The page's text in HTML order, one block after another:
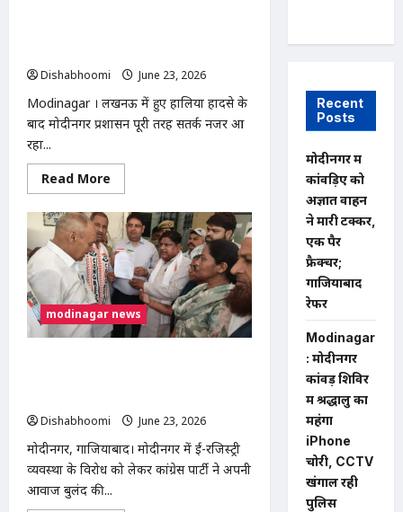
कार्रवाई
रोकने
प्रस्ताव
किया
Dishabhoomi
June 23, 2026
Modinagar । लखनऊ में हुए हालिया हादसे के
बाद मोदीनगर प्रशासन पूरी तरह सतर्क नजर आ
रहा...
Read More
more
लखनऊ
हादसे
के
बाद
मोदीनगर
में
प्रशासन
अलर्ट,
कोचिंग
सेंटरों,
अस्पतालों
विशेष
जांच
अभियान
modinagar news
Dishabhoomi
June 23, 2026
मोदीनगर, गाजियाबाद। मोदीनगर में ई-रजिस्ट्री
व्यवस्था के विरोध को लेकर कांग्रेस पार्टी ने अपनी
आवाज बुलंद की...
Recent
Posts
मोदीनगर में
कांवड़िए को
अज्ञात वाहन
ने मारी टक्कर,
एक पैर
फ्रैक्चर;
गाजियाबाद
रेफर
Modinagar
: मोदीनगर
कांवड़ शिविर
में श्रद्धालु का
महंगा
iPhone
चोरी, CCTV
खंगाल रही
पुलिस